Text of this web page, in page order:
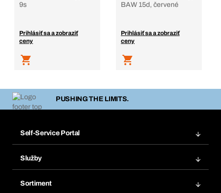
9s
Prihlásiť sa a zobraziť
ceny
BAW 15d, červené
Prihlásiť sa a zobraziť
ceny
PUSHING THE LIMITS.
Self-Service Portal
Obľúbené
Služby
Sortiment